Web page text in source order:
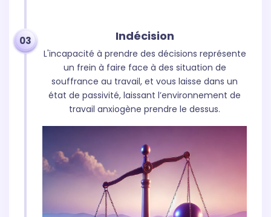
Indécision
L'incapacité à prendre des décisions représente
un frein à faire face à des situation de
souffrance au travail, et vous laisse dans un
état de passivité, laissant l’environnement de
travail anxiogène prendre le dessus.
03